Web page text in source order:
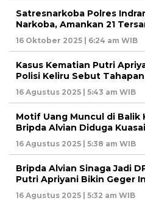
Satresnarkoba Polres
Narkoba, Amankan 21
16 Oktober 2025 | 6:24 am WIB
Kasus Kematian Putri
Polisi Keliru Sebut
16 Agustus 2025 | 5:43 am WIB
Motif Uang Muncul di Balik
Bripda Alvian Diduga
16 Agustus 2025 | 5:38 am WIB
Bripda Alvian Sinaga Jadi
Putri Apriyani Bikin Geger
16 Agustus 2025 | 5:32 am WIB